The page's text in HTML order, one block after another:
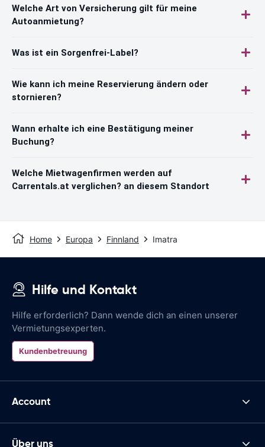
Welche Art von Versicherung gilt für meine
Autoanmietung?
Was ist ein Sorgenfrei-Label?
Wie kann ich meine Reservierung ändern oder
stornieren?
Wann erhalte ich eine Bestätigung meiner
Buchung?
Welche Mietwagenfirmen werden auf
Carrentals.at verglichen? an diesem Standort
Home Europa Finnland Imatra
Hilfe und Kontakt
Hilfe erforderlich? Dann wende dich an einen unserer
Vermietungsexperten.
Kundenbetreuung
Account
Über uns